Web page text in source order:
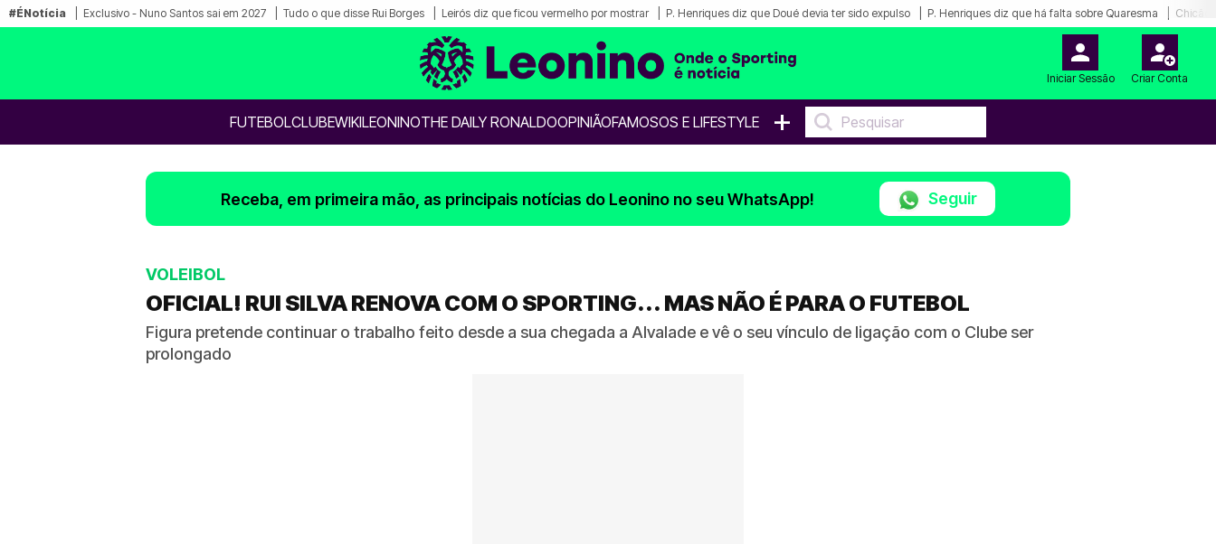
#ÉNotícia Exclusivo - Nuno Santos sai em 2027 Tudo o que disse Rui Borges Leirós diz que ficou vermelho por mostrar P. Henriques diz que Doué devia ter sido expulso P. Henriques diz que há falta sobre Quaresma Chicão
Iniciar Sessão Criar Conta
FUTEBOLCLUBEWIKILEONINOTHE DAILY RONALDOOPINIÃOFAMOSOS E LIFESTYLE +
Receba, em primeira mão, as principais notícias do Leonino no seu WhatsApp! Seguir
VOLEIBOL
OFICIAL! RUI SILVA RENOVA COM O SPORTING... MAS NÃO É PARA O FUTEBOL
Figura pretende continuar o trabalho feito desde a sua chegada a Alvalade e vê o seu vínculo de ligação com o Clube ser
prolongado